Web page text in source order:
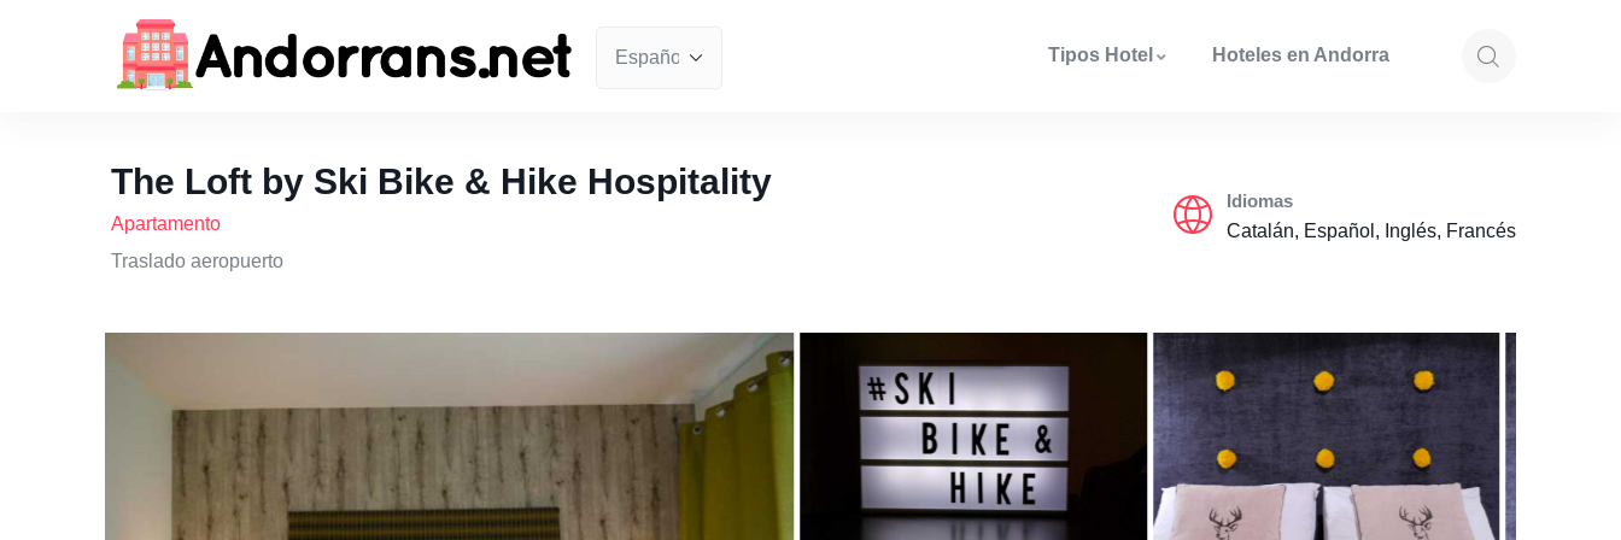
Tipos Hotel Hoteles en Andorra
The Loft by Ski Bike & Hike Hospitality
Apartamento
Traslado aeropuerto
Idiomas
Catalán, Español, Inglés, Francés